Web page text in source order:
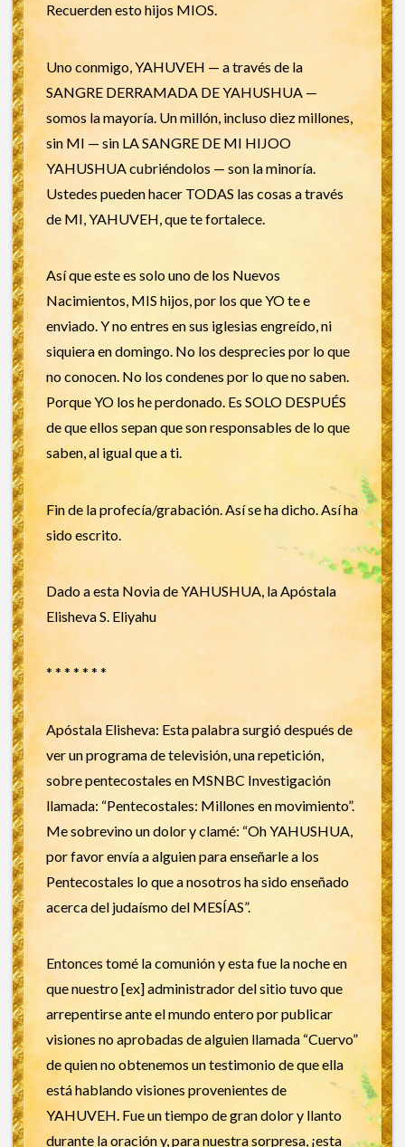
Recuerden esto hijos MIOS.
Uno conmigo, YAHUVEH — a través de la
SANGRE DERRAMADA DE YAHUSHUA —
somos la mayoría. Un millón, incluso diez millones,
sin MI — sin LA SANGRE DE MI HIJOO
YAHUSHUA cubriéndolos — son la minoría.
Ustedes pueden hacer TODAS las cosas a través
de MI, YAHUVEH, que te fortalece.
Así que este es solo uno de los Nuevos
Nacimientos, MIS hijos, por los que YO te e
enviado. Y no entres en sus iglesias engreído, ni
siquiera en domingo. No los desprecies por lo que
no conocen. No los condenes por lo que no saben.
Porque YO los he perdonado. Es SOLO DESPUÉS
de que ellos sepan que son responsables de lo que
saben, al igual que a ti.
Fin de la profecía/grabación. Así se ha dicho. Así ha
sido escrito.
Dado a esta Novia de YAHUSHUA, la Apóstala
Elisheva S. Eliyahu
* * * * * * *
Apóstala Elisheva: Esta palabra surgió después de
ver un programa de televisión, una repetición,
sobre pentecostales en MSNBC Investigación
llamada: “Pentecostales: Millones en movimiento”.
Me sobrevino un dolor y clamé: “Oh YAHUSHUA,
por favor envía a alguien para enseñarle a los
Pentecostales lo que a nosotros ha sido enseñado
acerca del judaísmo del MESÍAS”.
Entonces tomé la comunión y esta fue la noche en
que nuestro [ex] administrador del sitio tuvo que
arrepentirse ante el mundo entero por publicar
visiones no aprobadas de alguien llamada “Cuervo”
de quien no obtenemos un testimonio de que ella
está hablando visiones provenientes de
YAHUVEH. Fue un tiempo de gran dolor y llanto
durante la oración y, para nuestra sorpresa, ¡esta